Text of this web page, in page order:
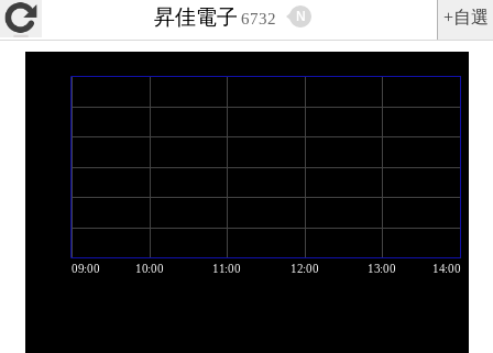
昇佳電子 6732 N +自選